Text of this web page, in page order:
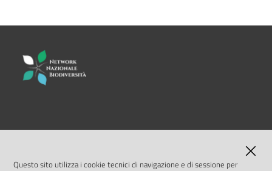
LINK UTILI
MASE
Questo sito utilizza i cookie tecnici di navigazione e di sessione per